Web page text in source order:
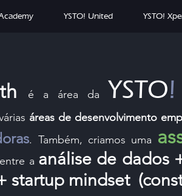
YSTO! United YSTO!
é a área da YSTO!
áreas de desenvolvimento
. Também, criamos uma
a análise de dados
startup mindset